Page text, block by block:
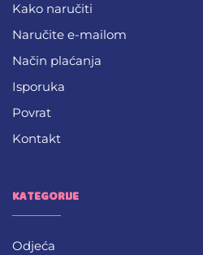
Kako naručiti
Naručite e-mailom
Način plaćanja
Isporuka
Povrat
Kontakt
KATEGORIJE
Odjeća